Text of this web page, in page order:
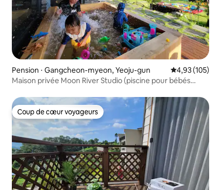
Pension ⋅ Gangcheon-myeon, Yeoju-gun Évaluation
4,93 (105)
Maison privée Moon River Studio (piscine pour bébés
Coup de cœur voyageurs
Coup de cœur voyageurs